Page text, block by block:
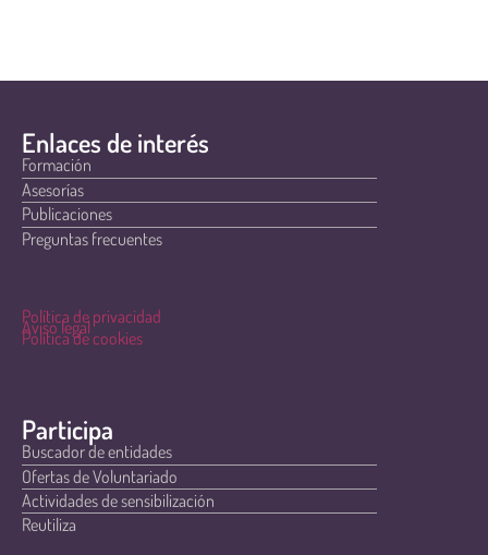
Enlaces de interés
Formación
Asesorías
Publicaciones
Preguntas frecuentes
Política de privacidad
Aviso legal
Política de cookies
Participa
Buscador de entidades
Ofertas de Voluntariado
Actividades de sensibilización
Reutiliza